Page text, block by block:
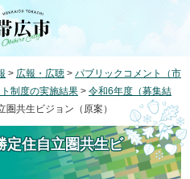
> 広報・広聴 > パブリックコメント（市
制度の実施結果 > 令和6年度（募集結
共生ビジョン（原案）
定住自立圏共生ビ